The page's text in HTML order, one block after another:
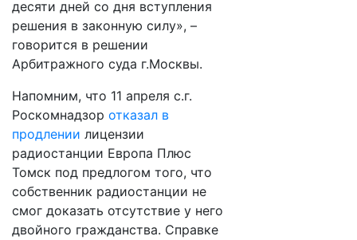
десяти дней со дня вступления
решения в законную силу», –
говорится в решении
Арбитражного суда г.Москвы.
Напомним, что 11 апреля с.г.
Роскомнадзор отказал в
продлении лицензии
радиостанции Европа Плюс
Томск под предлогом того, что
собственник радиостанции не
смог доказать отсутствие у него
двойного гражданства. Справке